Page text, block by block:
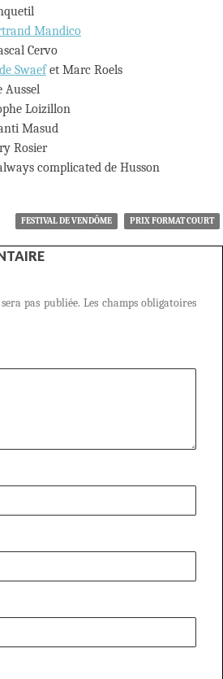
Mandico
Cervo
Swaefet Marc Roels
Aussel
Loizillon
Masud
Rosier
complicated de Husson
FESTIVAL DE VENDÔME PRIX FORMAT COURT
pas publiée. Les champs obligatoires